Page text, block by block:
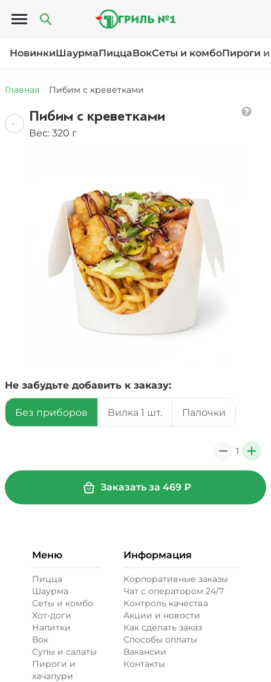
Открыть меню
НовинкиШаурмаПиццаВокСеты и комбоПироги
Главная Пибим с креветками
Пибим с креветками
Вес: 320 г
Не забудьте добавить к заказу:
Без приборов Вилка 1 шт. Палочки
1 +
Заказать за 469₽
Меню
Пицца
Шаурма
Сеты и комбо
Хот-доги
Напитки
Вок
Супы и салаты
Пироги и
хачапури
Информация
Корпоративные заказы
Чат с оператором 24/7
Контроль качества
Акции и новости
Как сделать заказ
Способы оплаты
Вакансии
Контакты